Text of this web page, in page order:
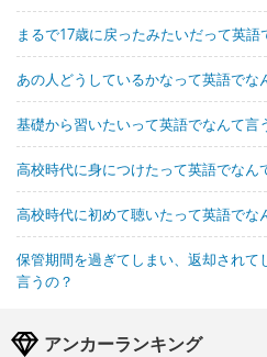
まるで17歳に戻ったみたいだって英語
あの人どうしているかなって英語でな
基礎から習いたいって英語でなんて言
高校時代に身につけたって英語でなん
高校時代に初めて聴いたって英語でな
保管期間を過ぎてしまい、返却されて
言うの？
アンカーランキング